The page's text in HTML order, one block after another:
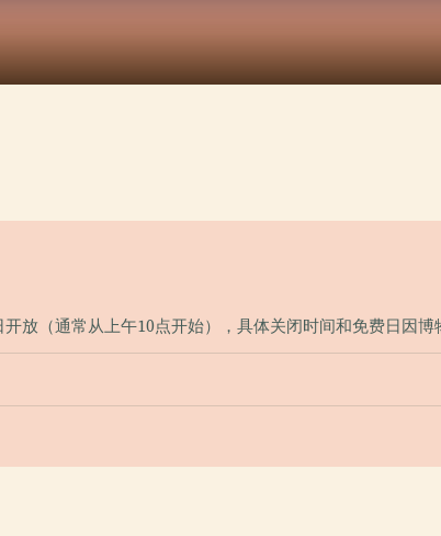
放（通常从上午10点开始），具体关闭时间和免费日因博